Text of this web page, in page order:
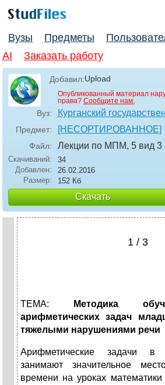
Вузы Предметы
AI
Заказать работу
Добавил:Upload
Опубликованный материал
права? Сообщите нам.
Вуз: Курганский
Предмет: [НЕСОРТИРОВАННОЕ]
Файл: Лекции по МПМ, 5 вид 3
Скачиваний:
34
Добавлен:
26.02.2016
Размер:
152 Кб
Скачать
1 / 3
ТЕМА:
Методика
арифметических задач
тяжелыми нарушениями речи
Арифметические задачи в
занимают значительное
времени на уроках